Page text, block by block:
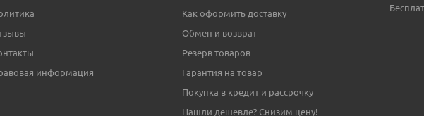
информация
Как оформить доставку
Обмен и возврат
Резерв товаров
Гарантия на товар
Покупка в кредит и рассрочку
Нашли дешевле? Снизим цену!